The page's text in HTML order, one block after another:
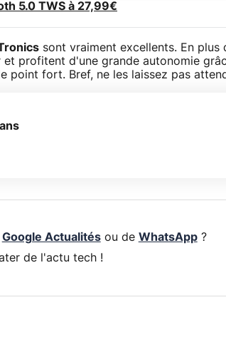
5.0 TWS à 27,99€
sont vraiment excellents. En
profitent d'une grande autonomie
point fort. Bref, ne les laissez pas
Google Actualitésou de WhatsApp?
de l'actu tech !